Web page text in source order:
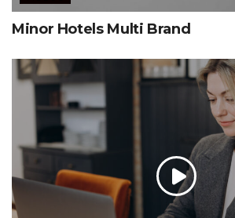
Minor Hotels Multi Brand